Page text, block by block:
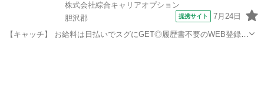
株式会社綜合キャリアオプション
胆沢郡
提携サイト 7月24日
【キャッチ】 お給料は日払いでスグにGET◎履歴書不要のWEB登録